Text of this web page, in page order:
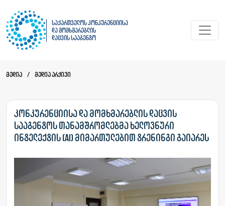
საქართველოს კონკურენციისა
და მომხმარებლის
დაცვის სააგენტო
მედია / მედია არქივი
კონკურენციისა და მომხმარებლის დაცვის
სააგენტოს თანამშრომლებმა ხელოვნური
ინტელექტის (AI) მიმართულებით ტრენინგი გაიარეს